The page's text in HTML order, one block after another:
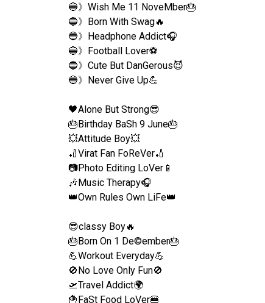
🔵》Wish Me 11 NoveMber🎂
🔵》Born With Swag🔥
🔵》Headphone Addict🎧
🔵》Football Lover⚽
🔵》Cute But DanGerous😈
🔵》Never Give Up💪
🖤Alone But Strong😎
🎂Birthday BaSh 9 June🎂
💥Attitude Boy💥
🏏Virat Fan FoReVer🏏
📷Photo Editing LoVer📱
🎶Music Therapy🎧
👑Own Rules Own LiFe👑
😎classy Boy🔥
🎂Born On 1 De©ember🎂
💪Workout Everyday💪
🚫No Love Only Fun🚫
🛫Travel Addict🌍
🍟FaSt Food LoVer🍔